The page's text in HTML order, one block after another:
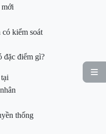

mới
kiểm soát
đặc điểm gì?
thống